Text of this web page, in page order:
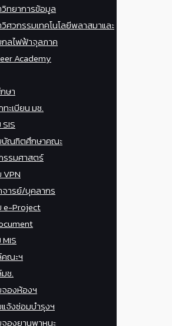
วิทยาการข้อมูล
ศวกรรมเทคโนโลยีพลาสมาและ
กลไฟฟ้าจุลภาค
Academy
ษา
ะเบียน มช.
SIS
บัณฑิตศึกษาคณะ
รรมศาสตร์
VPN
ารย์/บุคลากร
e-Project
MIS
คณะฯ
ช.
จองห้องฯ
จ้งซ่อมบำรุงฯ
จองยานพาหนะ